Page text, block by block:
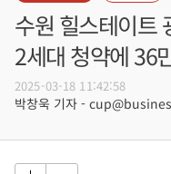
수원 힐스테이트
2세대 청약에 36
2025-03-18 11:42:58
박창욱 기자 -